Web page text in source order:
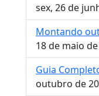
sex, 26 de
Montando
18 de maio
Guia
outubro de